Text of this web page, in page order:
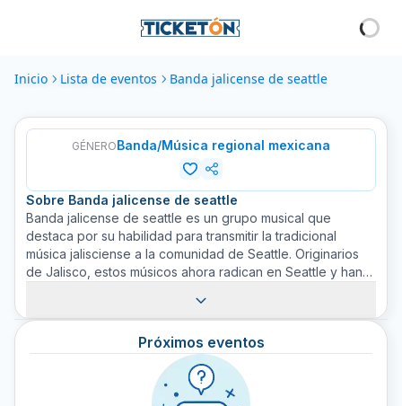
Inicio Lista de eventos Banda jalicense de seattle
GÉNEROBanda/Música regional mexicana
Sobre Banda jalicense de seattle
Banda jalicense de seattle es un grupo musical que
destaca por su habilidad para transmitir la tradicional
música jalisciense a la comunidad de Seattle. Originarios
de Jalisco, estos músicos ahora radican en Seattle y han
música regional mexicana en el área. Con un fuerte
repertorio que incluye canciones populares y amadas
jaliscienses, la banda ha sabido captar la esencia de su
lugar de origen y replicarla con maestría. Su música, llena
de energía vibrante y emociones auténticas, ha hecho
que se ganen un lugar privilegiado en el corazón de sus
Próximos eventos